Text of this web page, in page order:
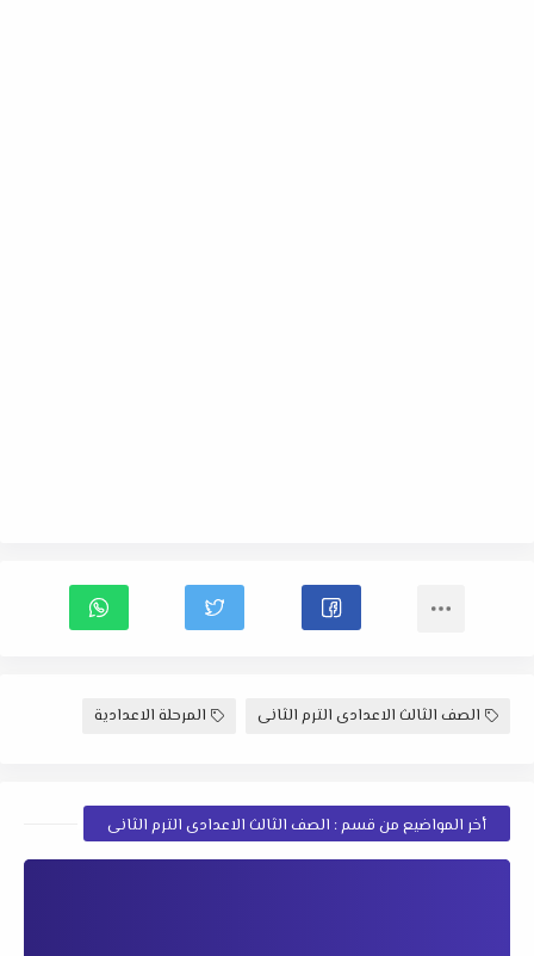
الصف الثالث الاعدادى الترم الثانى المرحلة الاعدادية
أخر المواضيع من قسم : الصف الثالث الاعدادى الترم الثانى